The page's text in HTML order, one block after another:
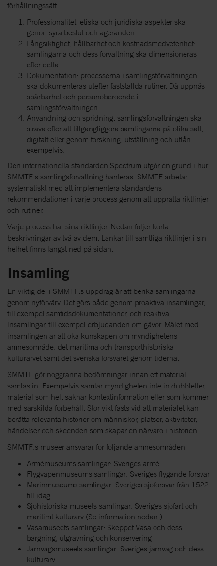
förhållningssätt.
Professionalitet: etiska och juridiska aspekter ska
genomsyra beslut och ageranden.
Långsiktighet, hållbarhet och kostnadsmedvetenhet:
samlingarna och dess förvaltning ska dimensioneras
efter detta.
Dokumentation: processerna i samlingsförvaltningen
ska dokumenteras utefter fastställda rutiner. Då uppnås
spårbarhet och personoberoende i
samlingsförvaltningen.
Användning och spridning: samlingsförvaltningen ska
sträva efter att tillgängliggöra samlingarna på olika sätt,
digitalt eller genom forskning, utställning och utlån
exempelvis.
Den internationella standarden Spectrum utgör en grund i hur
SMMTF:s samlingsförvaltning hanteras. SMMTF arbetar
systematiskt med att implementera standardens
rekommendationer i varje process genom att upprätta riktlinjer
och rutiner.
Varje process har sina riktlinjer. Nedan följer korta
beskrivningar av två av dem. Länkar till samtliga riktlinjer i sin
helhet finns längst ned på sidan.
Insamling
En viktig del i SMMTF:s uppdrag är att berika samlingarna
genom nyförvärv. Det görs både genom proaktiva insamlingar,
till exempel samtidsdokumentationer, och reaktiva
insamlingar, till exempel erbjudanden om gåvor. Målet med
insamlingen är att öka kunskapen om myndighetens
ämnesområde: det maritima och transporthistoriska
kulturarvet samt det svenska försvaret genom tiderna.
SMMTF gör noggranna bedömningar innan ett material
samlas in. Exempelvis samlar myndigheten inte in dubbletter,
material som helt saknar kontextinformation eller som kommer
med särskilda förbehåll. Stor vikt fästs vid att materialet kan
berätta relevanta historier om människor, platser, aktiviteter,
händelser och skeenden som skapar en närvaro i historien.
SMMTF:s museer ansvarar för följande ämnesområden:
Armémuseums samlingar: Sveriges armé
Flygvapenmuseums samlingar: Sveriges flygande försvar
Marinmuseums samlingar: Sveriges sjöförsvar från 1522
till idag
Sjöhistoriska museets samlingar: Sveriges sjöfart och
maritimt kulturarv (Se information nedan.)
Vasamuseets samlingar: Skeppet Vasa och dess
bärgning, utgrävning och konservering
Järnvägsmuseets samlingar: Sveriges järnväg och dess
kulturarv